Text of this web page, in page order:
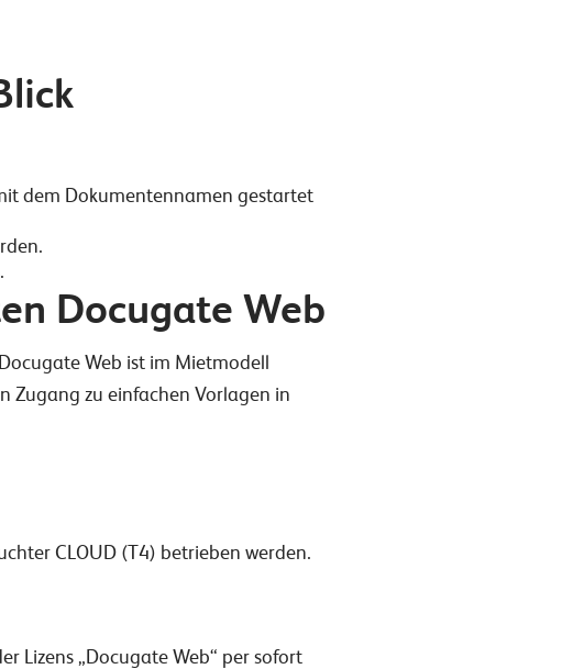
dem Dokumentennamen gestartet
Docugate Web
Web ist im Mietmodell
Zugang zu einfachen Vorlagen in
CLOUD (T4) betrieben werden.
Lizens „Docugate Web“ per sofort